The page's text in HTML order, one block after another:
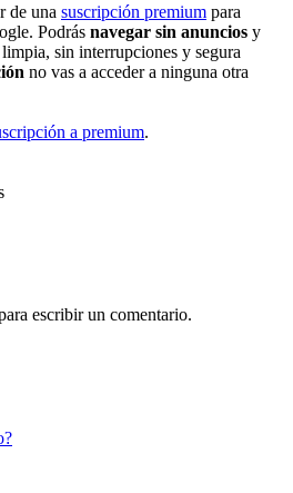
de una suscripción premium para
Podrás navegar sin anuncios y
sin interrupciones y segura
no vas a acceder a ninguna otra
a premium.
escribir un comentario.